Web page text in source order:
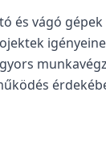
és vágó